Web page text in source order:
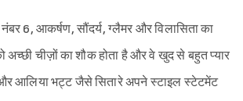
नंबर 6, आकर्षण, सौंदर्य, ग्लैमर और विलासिता का
अच्छी चीज़ों का शौक होता है और वे खुद से बहुत प्यार
आलिया भट्ट जैसे सितारे अपने स्टाइल स्टेटमेंट